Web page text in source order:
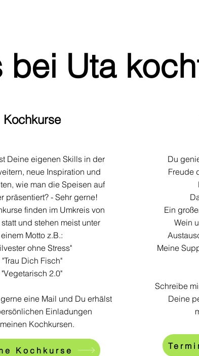
bei Uta
Kochkurse
Deine eigenen Skills in der
neue Inspiration und
wie man die Speisen auf
präsentiert? - Sehr gerne!
finden im Umkreis von
und stehen meist unter
einem Motto z.B.:
ohne Stress"
"Trau Dich Fisch"
"Vegetarisch 2.0"
eine Mail und Du erhälst
Einladungen
Kochkursen.
Du
Freude
Ein
Wein
Meine
Schreibe
Deine
Kochkurse